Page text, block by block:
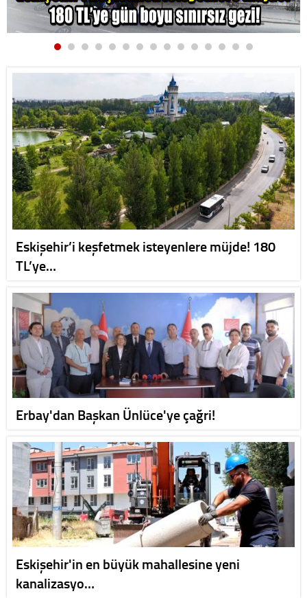
Eskişehir’i keşfetmek isteyenlere müjde! 180
TL’ye…
Erbay'dan Başkan Ünlüce'ye çağri!
Eskişehir'in en büyük mahallesine yeni
kanalizasyo…